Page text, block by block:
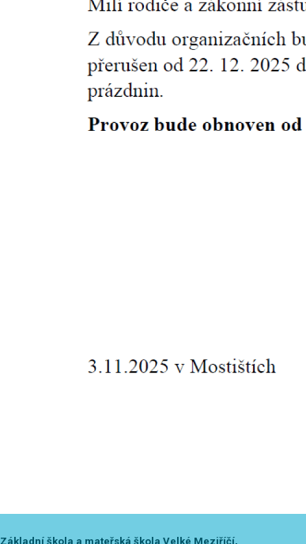
Základní škola a mateřská škola Velké Meziříčí,